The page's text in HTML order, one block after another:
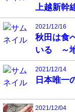
上越新幹
2021/12/16
秋田は食
いる ～
2021/12/14
日本唯一
2021/12/04